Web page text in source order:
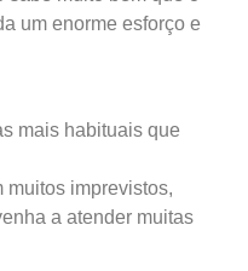
um enorme esforço e
mais habituais que
muitos imprevistos,
a atender muitas